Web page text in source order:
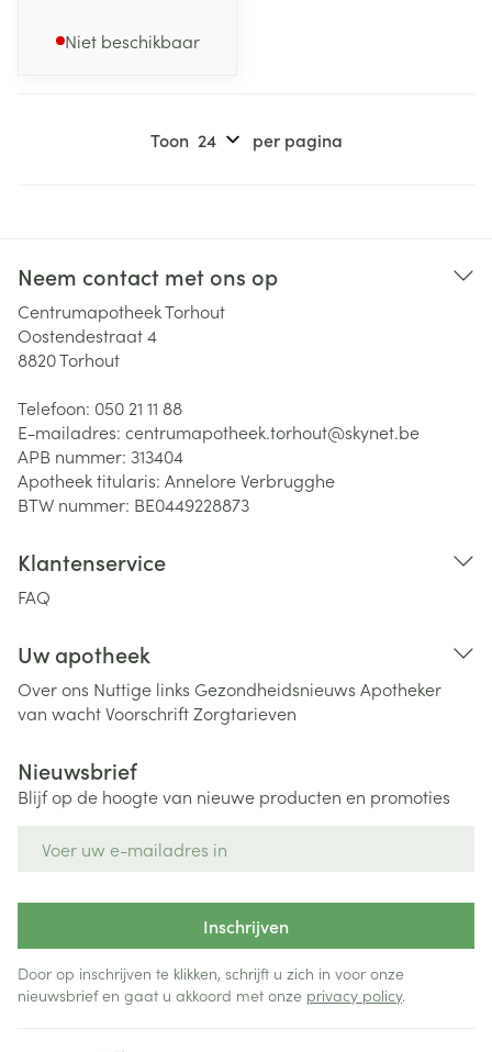
Niet beschikbaar
Toon per pagina
Neem contact met ons op
Centrumapotheek Torhout
Oostendestraat 4
8820Torhout
Telefoon: 050 21 11 88
E-mailadres: centrumapotheek.torhout@skynet.be
APB nummer: 313404
Apotheek titularis: Annelore Verbrugghe
BTW nummer: BE0449228873
Klantenservice
FAQ
Uw apotheek
Over ons Nuttige links Gezondheidsnieuws Apotheker
van wachtVoorschriftZorgtarieven
Nieuwsbrief
Blijf op de hoogte van nieuwe producten en promoties
Inschrijven
Door op inschrijven te klikken, schrijft u zich in voor onze
nieuwsbrief en gaat u akkoord met onze privacy policy.